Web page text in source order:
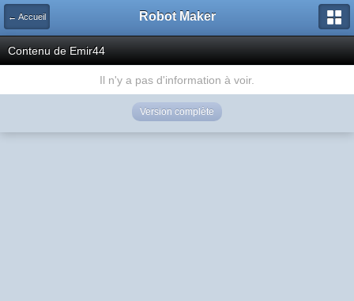
← Accueil Robot Maker
Contenu de Emir44
Il n'y a pas d'information à voir.
Version complète